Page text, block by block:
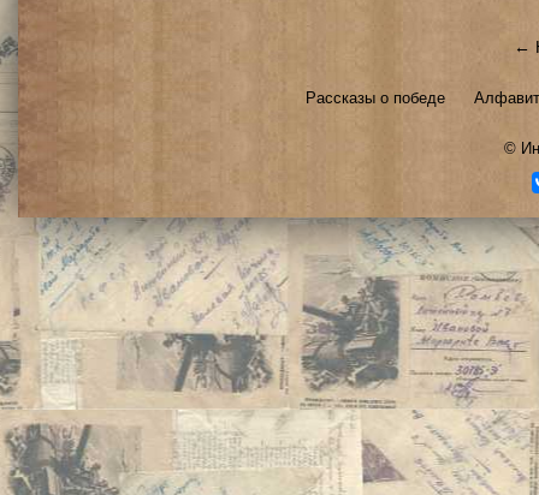
←
Рассказы о победе
©